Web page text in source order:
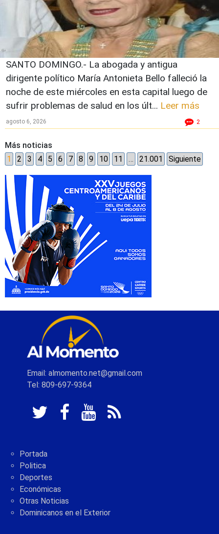
SANTO DOMINGO.- La abogada y antigua
dirigente político María Antonieta Bello falleció la
noche de este miércoles en esta capital luego de
sufrir problemas de salud en los últ... Leer más
agosto 6, 2026 2
Más noticias
1
2 3 4 5 6 7 8 9 10 11 … 21.001 Siguiente
Email: almomento.net@gmail.com
Tel: 809-697-9364
Portada
Politica
Deportes
Económicas
Otras Noticias
Dominicanos en el Exterior